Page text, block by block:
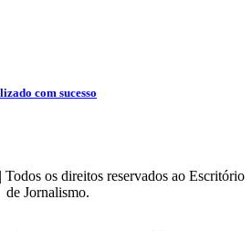
com sucesso
os direitos reservados ao Escritório
de Jornalismo.